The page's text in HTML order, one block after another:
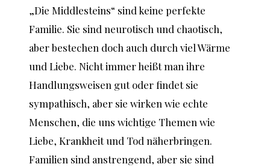
„Die Middlesteins“ sind keine perfekte
Familie. Sie sind neurotisch und chaotisch,
aber bestechen doch auch durch viel Wärme
und Liebe. Nicht immer heißt man ihre
Handlungsweisen gut oder findet sie
sympathisch, aber sie wirken wie echte
Menschen, die uns wichtige Themen wie
Liebe, Krankheit und Tod näherbringen.
Familien sind anstrengend, aber sie sind